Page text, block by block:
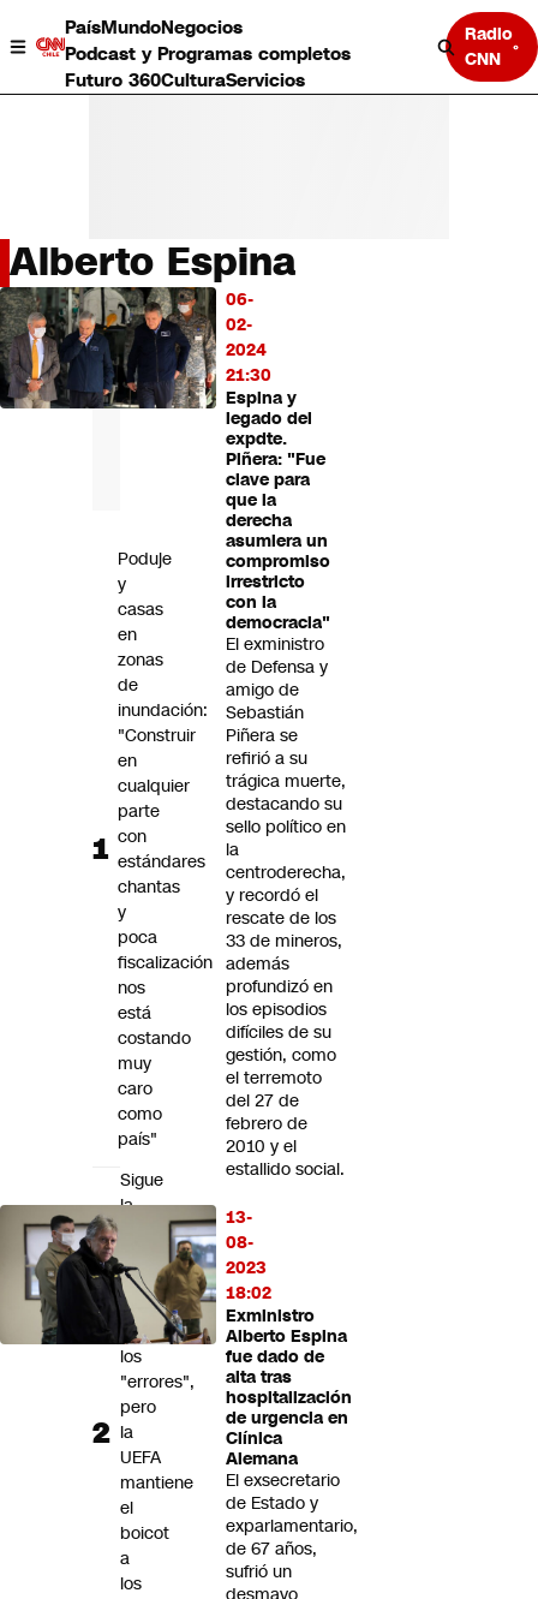
PaísMundoNegocios
Podcast y Programas completos
Futuro 360CulturaServicios
Radio
CNN
País
Mundo
Negocios
Deportes
Programas completos
Alberto Espina
06-
02-
2024
21:30
Espina y
legado del
expdte.
Piñera: "Fue
clave para
que la
derecha
asumiera un
compromiso
irrestricto
con la
democracia"
El exministro
de Defensa y
amigo de
Sebastián
Piñera se
refirió a su
trágica muerte,
destacando su
sello político en
la
centroderecha,
y recordó el
rescate de los
33 de mineros,
además
profundizó en
los episodios
difíciles de su
gestión, como
el terremoto
del 27 de
febrero de
2010 y el
estallido social.
13-
08-
2023
18:02
Exministro
Alberto Espina
fue dado de
alta tras
hospitalización
de urgencia en
Clínica
Alemana
El exsecretario
de Estado y
exparlamentario,
de 67 años,
sufrió un
desmayo
LO
MÁS
LEÍDO
Poduje
y
casas
en
zonas
de
inundación:
"Construir
en
cualquier
parte
con
estándares
chantas
y
poca
fiscalización
nos
está
costando
muy
caro
como
país"
Sigue
la
disputa:
Infantino
se
disculpa
por
los
"errores",
pero
la
UEFA
mantiene
el
boicot
a
los